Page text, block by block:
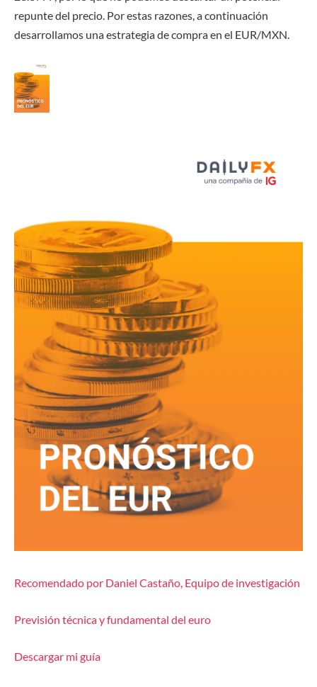
repunte del precio. Por estas razones, a continuación
desarrollamos una estrategia de compra en el EUR/MXN.
Recomendado por Daniel Castaño, Equipo de investigación
Previsión técnica y fundamental del euro
Descargar mi guía